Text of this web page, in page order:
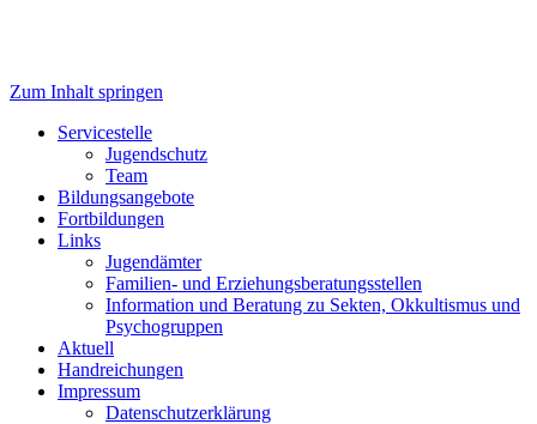
Servicestelle Kinder- und
Jugendschutz
Zum Inhalt springen
Servicestelle
Jugendschutz
Team
Bildungsangebote
Fortbildungen
Links
Jugendämter
Familien- und Erziehungsberatungsstellen
Information und Beratung zu Sekten, Okkultismus und
Psychogruppen
Aktuell
Handreichungen
Impressum
Datenschutzerklärung